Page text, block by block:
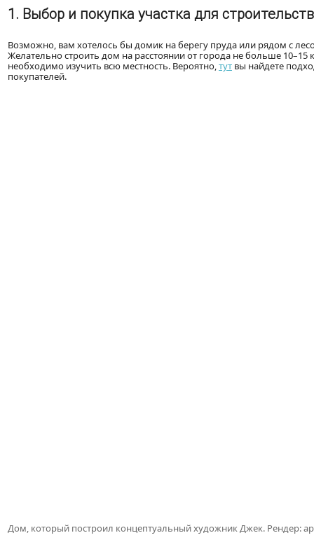
1. Выбор и покупка участка для
Возможно, вам хотелось бы домик на берегу пруда или рядом с
Желательно строить дом на расстоянии от города не больше
необходимо изучить всю местность. Вероятно,тут вы найдете
покупателей.
Дом, который построил концептуальный художник Джек. Рендер: